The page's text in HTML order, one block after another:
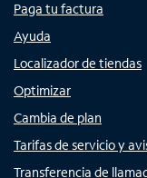
Paga tu factura
Ayuda
Localizador de tiendas
Optimizar
Cambia de plan
Tarifas de servicio y
Transferencia de